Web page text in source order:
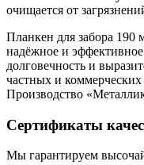
очищается от
Планкен для забора 190
надёжное и
долговечность и
частных и
Производство
Сертификаты
Мы гарантируем